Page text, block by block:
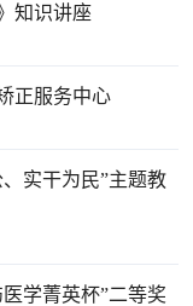
知识讲座
正服务中心
实干为民”主题教
学菁英杯”二等奖